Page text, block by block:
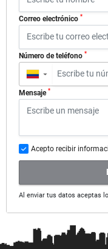
Correo electrónico *
Número de teléfono *
▼
Mensaje *
Acepto recibir
Al enviar tus datos aceptas